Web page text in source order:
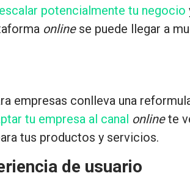
escalar potencialmente tu negocio
onlinese puede llegar a
empresas conlleva una
tu empresa al canal onlinete
tus productos y servicios.
de usuario